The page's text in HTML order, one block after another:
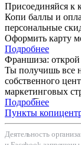
Присоединяйся к
Копи баллы и
персональные
Оформить карту
Подробнее
Франшиза:
Ты получишь все
собственного
маркетинговых
Подробнее
Пункты
Деятельность